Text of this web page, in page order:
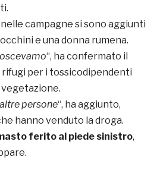
campagne si sono aggiunti
e una donna rumena.
“, ha confermato il
per i tossicodipendenti
persone“, ha aggiunto,
hanno venduto la droga.
ferito al piede sinistro,